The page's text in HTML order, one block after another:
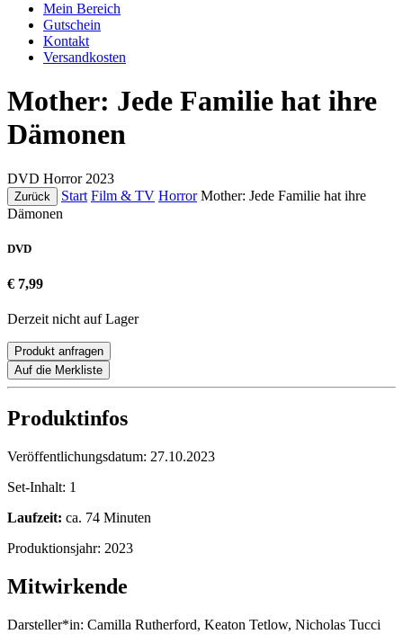
Mein Bereich
Gutschein
Kontakt
Versandkosten
Mother: Jede Familie hat ihre
Dämonen
DVD Horror 2023
Zurück Start Film & TV Horror Mother: Jede Familie hat ihre
Dämonen
DVD
€ 7,99
Derzeit nicht auf Lager
Produkt anfragen
Auf die Merkliste
Produktinfos
Veröffentlichungsdatum: 27.10.2023
Set-Inhalt: 1
Laufzeit: ca. 74 Minuten
Produktionsjahr: 2023
Mitwirkende
Darsteller*in: Camilla Rutherford, Keaton Tetlow, Nicholas Tucci